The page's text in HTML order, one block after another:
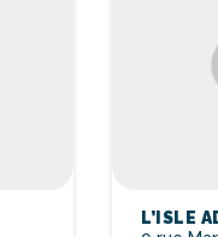
L’ISLE